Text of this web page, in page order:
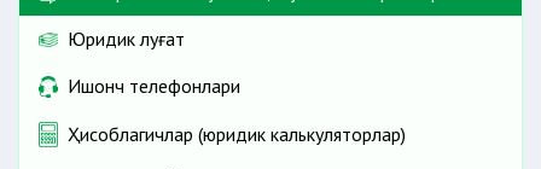
Юридик луғат
Ишонч телефонлари
Ҳисоблагичлар (юридик калькуляторлар)